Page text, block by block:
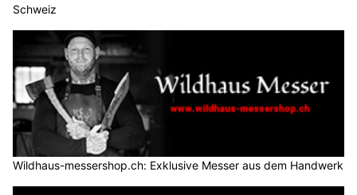
Schweiz
Wildhaus-messershop.ch: Exklusive Messer aus dem Handwerk